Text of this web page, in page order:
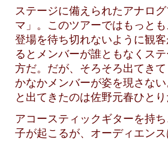
ステージに備えられたアナロ
マ」。このツアーではもっと
登場を待ち切れないように観
るとメンバーが誰ともなくス
方だ。だが、そろそろ出てき
かなかメンバーが姿を現さな
と出てきたのは佐野元春ひと
アコースティックギターを持
子が起こるが、オーディエン